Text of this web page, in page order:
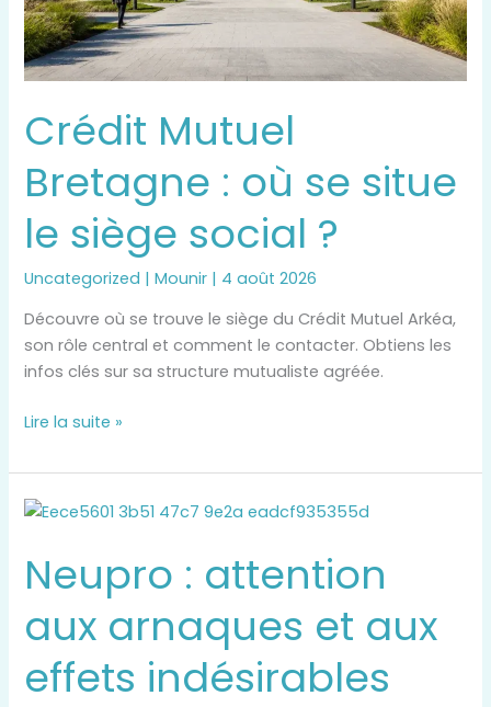
Crédit Mutuel
Bretagne : où se situe
le siège social ?
Uncategorized |Mounir | 4 août 2026
Découvre où se trouve le siège du Crédit Mutuel Arkéa,
son rôle central et comment le contacter. Obtiens les
infos clés sur sa structure mutualiste agréée.
siège
social
?
Lire la suite »
Neupro : attention
aux arnaques et aux
effets indésirables
Neupro
attention
aux
arnaques
et
aux
effets